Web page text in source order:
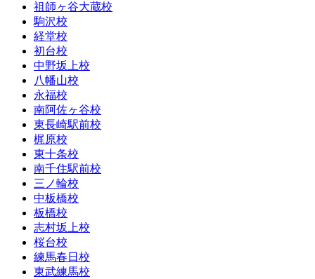
祖師ヶ谷大蔵校
駒沢校
経堂校
初台校
中野坂上校
八幡山校
永福校
南阿佐ヶ谷校
東長崎駅前校
梶原校
東十条校
南千住駅前校
三ノ輪校
中板橋校
板橋校
志村坂上校
桜台校
練馬春日校
東武練馬校